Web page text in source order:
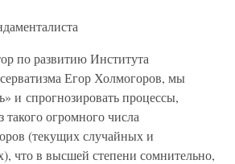
по развитию Института
Егор Холмогоров, мы
и спрогнозировать процессы,
огромного числа
(текущих случайных и
что в высшей степени сомнительно,